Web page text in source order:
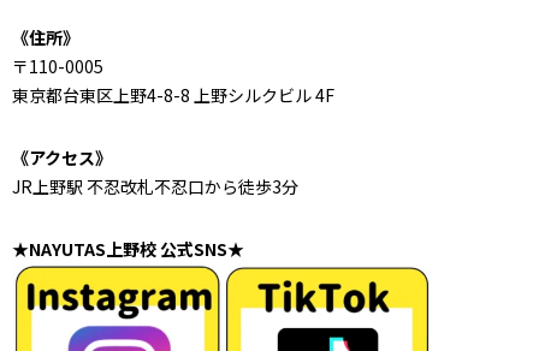
《住所》
〒110-0005
東京都台東区上野4-8-8 上野シルクビル 4F
《アクセス》
JR上野駅 不忍改札不忍口から徒歩3分
★NAYUTAS上野校 公式SNS★